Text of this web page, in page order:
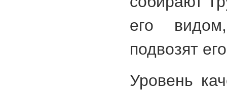
его
подвозят
Уровень